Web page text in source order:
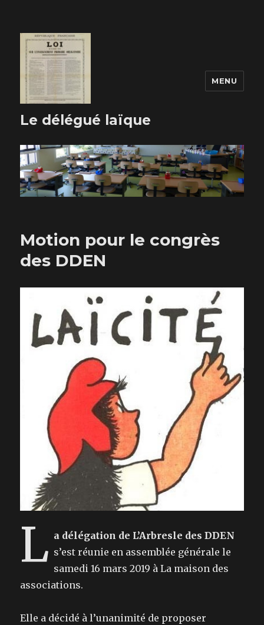
Le délégué laïque
MENU
Motion pour le congrès
des DDEN
L a délégation de L’Arbresle des DDEN
s’est réunie en assemblée générale le
samedi 16 mars 2019 à La maison des
associations.
Elle a décidé à l’unanimité de proposer